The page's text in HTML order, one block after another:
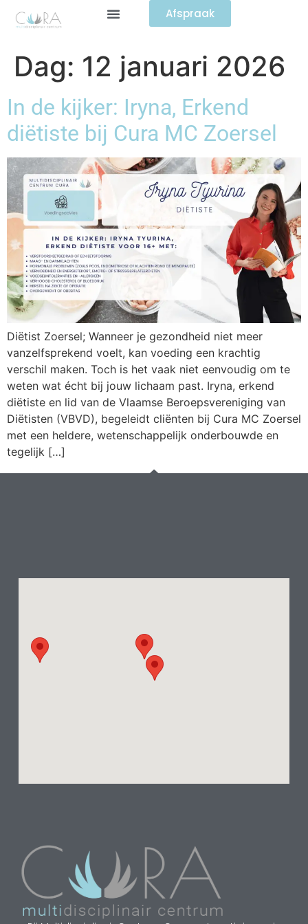
Afspraak
Dag: 12 januari 2026
In de kijker: Iryna, Erkend
diëtiste bij Cura MC Zoersel
Diëtist Zoersel; Wanneer je gezondheid niet meer
vanzelfsprekend voelt, kan voeding een krachtig
verschil maken. Toch is het vaak niet eenvoudig om te
weten wat écht bij jouw lichaam past. Iryna, erkend
diëtiste en lid van de Vlaamse Beroepsvereniging van
Diëtisten (VBVD), begeleidt cliënten bij Cura MC Zoersel
met een heldere, wetenschappelijk onderbouwde en
tegelijk […]